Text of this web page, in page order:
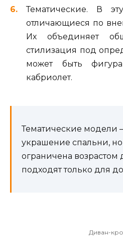
Тематические. В
отличающиеся по
Их объединяет
стилизация под
может быть
кабриолет.
Тематические модели
украшение спальни, но
ограничена возрастом
подходят только для
Диван-